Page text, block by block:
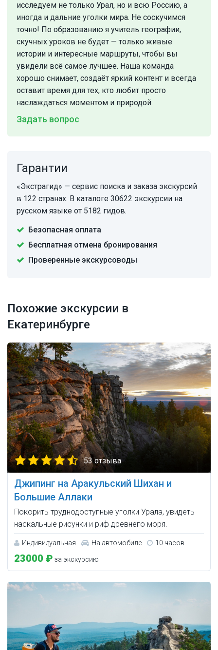
исследуем не только Урал, но и всю Россию, а
иногда и дальние уголки мира. Не соскучимся
точно! По образованию я учитель географии,
скучных уроков не будет — только живые
истории и интересные маршруты, чтобы вы
увидели всё самое лучшее. Наша команда
хорошо снимает, создаёт яркий контент и всегда
оставит время для тех, кто любит просто
наслаждаться моментом и природой.
Задать вопрос
Гарантии
«Экстрагид» — сервис поиска и заказа экскурсий
в 122 странах. В каталоге 30622 экскурсии на
русском языке от 5182 гидов.
Безопасная оплата
Бесплатная отмена бронирования
Проверенные экскурсоводы
Похожие экскурсии в
Екатеринбурге
53 отзыва
Джипинг на Аракульский Шихан и
Большие Аллаки
Покорить труднодоступные уголки Урала, увидеть
наскальные рисунки и риф древнего моря.
Индивидуальная На автомобиле 10 часов
23000 ₽ за экскурсию